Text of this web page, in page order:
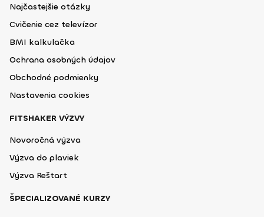
Najčastejšie otázky
Cvičenie cez televízor
BMI kalkulačka
Ochrana osobných údajov
Obchodné podmienky
Nastavenia cookies
FITSHAKER VÝZVY
Novoročná výzva
Výzva do plaviek
Výzva Reštart
ŠPECIALIZOVANÉ KURZY